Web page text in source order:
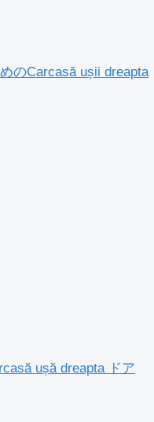
のCarcasă ușii dreapta
ușă dreapta ドア